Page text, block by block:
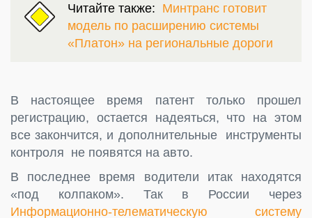
Читайте также: Минтранс готовит
модель по расширению системы
«Платон» на региональные дороги
В настоящее время патент только прошел
регистрацию, остается надеяться, что на этом
все закончится, и дополнительные инструменты
контроля не появятся на авто.
В последнее время водители итак находятся
«под колпаком». Так в России через
Информационно-телематическую систему